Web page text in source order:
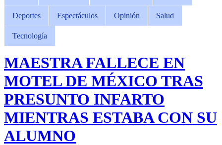
Deportes Espectáculos Opinión Salud
Tecnología
MAESTRA FALLECE EN
MOTEL DE MÉXICO TRAS
PRESUNTO INFARTO
MIENTRAS ESTABA CON SU
ALUMNO